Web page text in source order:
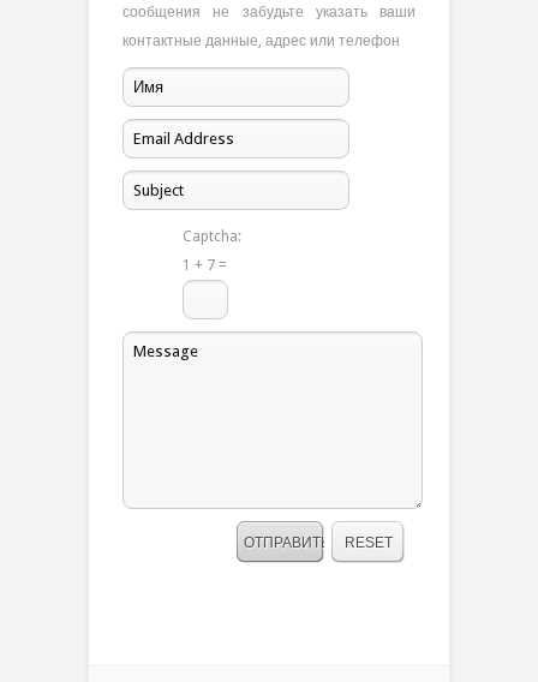
сообщения не забудьте указать ваши
контактные данные, адрес или телефон
Captcha:
1 + 7 =